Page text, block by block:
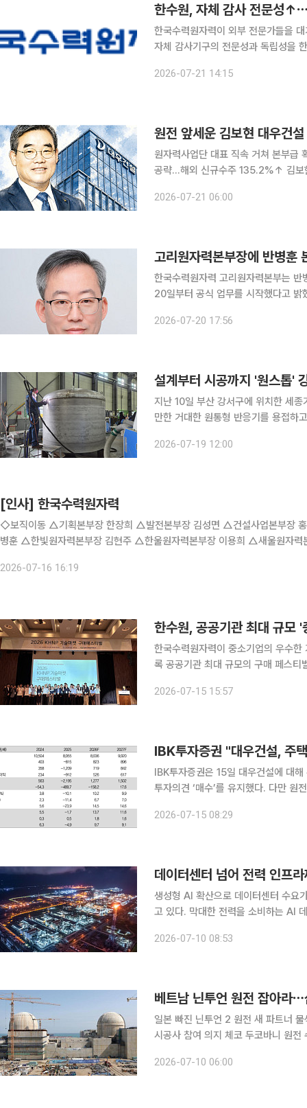
한수원, 자체 감사 전문성
한국수력원자력이 외부 전문가들을
자체 감사기구의 전문성과 독립성을
본사와 월성원자력본부에서 '2026년
2026-07-21 14:15
원자력사업단 대표 직속 거쳐 본부급
공략…해외 신규수주 135.2%↑ 김보현 대우건설 대표가 인수단장 시절부터 강조해 온 해외사업
장축으로 키워 대우건설의 글로벌 사
2026-07-21 06:00
고리원자력본부장에 반병훈
한국수력원자력 고리원자력본부는
20일부터 공식 업무를 시작했다고 밝혔다. 반 본부장은 취임사를 통해 “전문성을 바탕
2026-07-20 17:56
설계부터 시공까지 '원스톱'
지난 10일 부산 강서구에 위치한 세
만한 거대한 원통형 반응기를 용접하
바로 옆에 자리한 방사선 테스트 구역
2026-07-19 12:00
[인사] 한국수력원자력
◇보직이동 △기획본부장 한장희 △발전본부장 김성면 △건설사업본부장
병훈 △한빛원자력본부장 김현주 △한울원자력본부장 이용희 △새울원자력
2026-07-16 16:19
한수원, 공공기관 최대 규모
한국수력원자력이 중소기업의 우수
록 공공기관 최대 규모의 구매 페스티벌을
기술마켓은 공공기관이 중소기업의
2026-07-15 15:57
IBK투자증권 "대우건설, 주
IBK투자증권은 15일 대우건설에 대
투자의견 ‘매수’를 유지했다. 다만
의 올해 2분기 매출액을 전년 동기
2026-07-15 08:29
데이터센터 넘어 전력 인프
생성형 AI 확산으로 데이터센터 수요
고 있다. 막대한 전력을 소비하는 AI
LNG와 원자력, 소형모듈원자로
2026-07-10 08:53
베트남 닌투언 원전 잡아라⋯
일본 빠진 닌투언 2 원전 새 파트너 물
시공사 참여 의지 체코 두코바니 원전 수주에 이어 베트남 닌투언 원전 2호기가 K-원전의 차기 수출
참여 가능성을 타진하는 상황이다. 한
2026-07-10 06:00